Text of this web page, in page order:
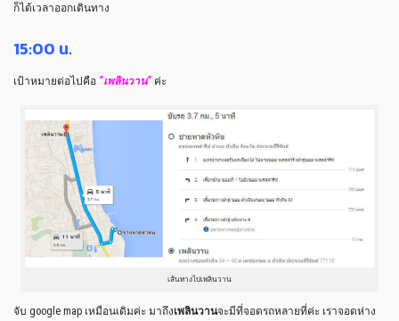
ก็ได้เวลาออกเดินทาง
15:00 น.
เป้าหมายต่อไปคือ “เพลินวาน” ค่ะ
เส้นทางไปเพลินวาน
จับ google map เหมือนเดิมค่ะ มาถึงเพลินวานจะมีที่จอดรถหลายที่ค่ะ เราจอดห่าง